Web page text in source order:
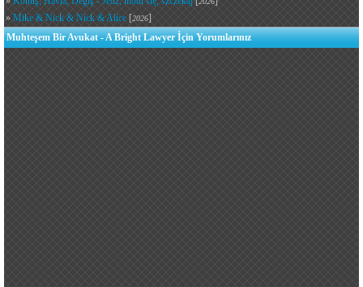
» Mike & Nick & Nick & Alice [2026]
Muhteşem Bir Avukat - A Bright Lawyer İçin Yorumlarınız